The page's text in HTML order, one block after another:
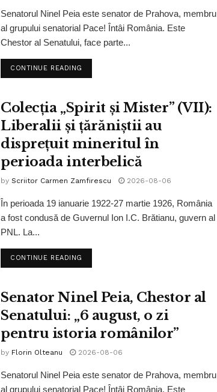
Senatorul Ninel Peia este senator de Prahova, membru
al grupului senatorial Pace! Întâi România. Este
Chestor al Senatului, face parte...
CONTINUE READING
Colecția „Spirit și Mister” (VII):
Liberalii și țărăniștii au
disprețuit mineritul în
perioada interbelică
by Scriitor Carmen Zamfirescu 2026-08-06
În perioada 19 ianuarie 1922-27 martie 1926, România
a fost condusă de Guvernul Ion I.C. Brătianu, guvern al
PNL. La...
CONTINUE READING
Senator Ninel Peia, Chestor al
Senatului: „6 august, o zi
pentru istoria românilor”
by Florin Olteanu 2026-08-06
Senatorul Ninel Peia este senator de Prahova, membru
al grupului senatorial Pace! Întâi România. Este